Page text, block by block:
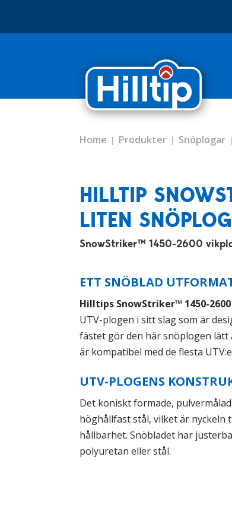
Home Produkter Snöplogar
HILLTIP
LITEN
SnowStriker™ 1450-2600
ETT SNÖBLAD
Hilltips SnowStriker™ 1450-
UTV-plogen i sitt slag som är
fästet gör den här snöplogen lätt
är kompatibel med de flesta
UTV-PLOGENS
Det koniskt formade,
höghållfast stål, vilket är nyckeln
hållbarhet. Snöbladet har
polyuretan eller stål.